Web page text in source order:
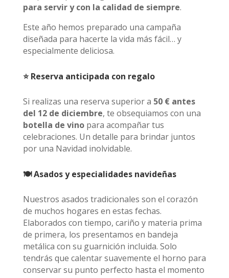
para servir y con la calidad de siempre.
Este año hemos preparado una campaña
diseñada para hacerte la vida más fácil… y
especialmente deliciosa.
⭐ Reserva anticipada con regalo
Si realizas una reserva superior a 50 € antes
del 12 de diciembre, te obsequiamos con una
botella de vinopara acompañar tus
celebraciones. Un detalle para brindar juntos
por una Navidad inolvidable.
🍽️ Asados y especialidades navideñas
Nuestros asados tradicionales son el corazón
de muchos hogares en estas fechas.
Elaborados con tiempo, cariño y materia prima
de primera, los presentamos en bandeja
metálica con su guarnición incluida. Solo
tendrás que calentar suavemente el horno para
conservar su punto perfecto hasta el momento